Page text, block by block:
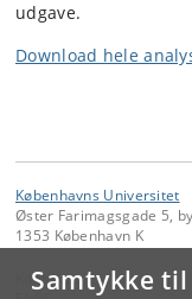
Samtykke
udgave.
Download hele
Københavns Universitet
Øster Farimagsgade 5,
1353 København K
Kontakt: